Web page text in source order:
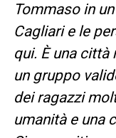
Tommaso in
Cagliari e le
qui. È una
un gruppo
dei ragazzi
umanità e una